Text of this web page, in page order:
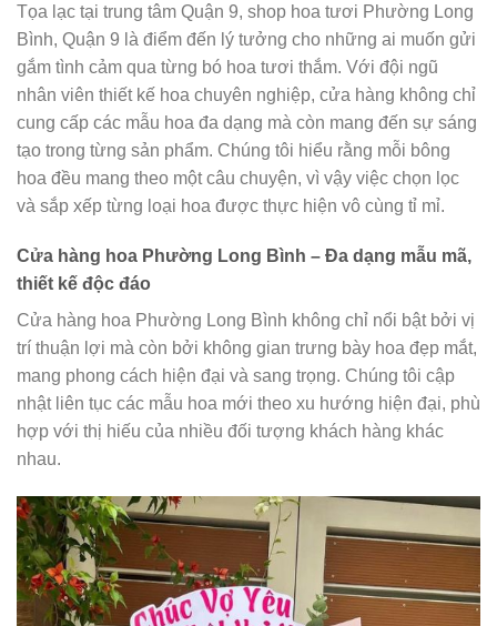
Tọa lạc tại trung tâm Quận 9, shop hoa tươi Phường Long
Bình, Quận 9 là điểm đến lý tưởng cho những ai muốn gửi
gắm tình cảm qua từng bó hoa tươi thắm. Với đội ngũ
nhân viên thiết kế hoa chuyên nghiệp, cửa hàng không chỉ
cung cấp các mẫu hoa đa dạng mà còn mang đến sự sáng
tạo trong từng sản phẩm. Chúng tôi hiểu rằng mỗi bông
hoa đều mang theo một câu chuyện, vì vậy việc chọn lọc
và sắp xếp từng loại hoa được thực hiện vô cùng tỉ mỉ.
Cửa hàng hoa Phường Long Bình – Đa dạng mẫu mã,
thiết kế độc đáo
Cửa hàng hoa Phường Long Bình không chỉ nổi bật bởi vị
trí thuận lợi mà còn bởi không gian trưng bày hoa đẹp mắt,
mang phong cách hiện đại và sang trọng. Chúng tôi cập
nhật liên tục các mẫu hoa mới theo xu hướng hiện đại, phù
hợp với thị hiếu của nhiều đối tượng khách hàng khác
nhau.